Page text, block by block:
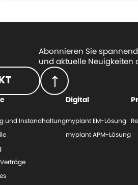
Abonnieren Sie
und aktuelle Neuigkeiten
und Instandhaltung
Digital
myplant EM-Lösung
myplant APM-Lösung